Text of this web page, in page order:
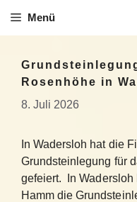
Inhalt
Menü
Rosenhöhe in
8. Juli 2026
In Wadersloh hat die
Grundsteinlegung für
gefeiert. In Wadersloh
Hamm die